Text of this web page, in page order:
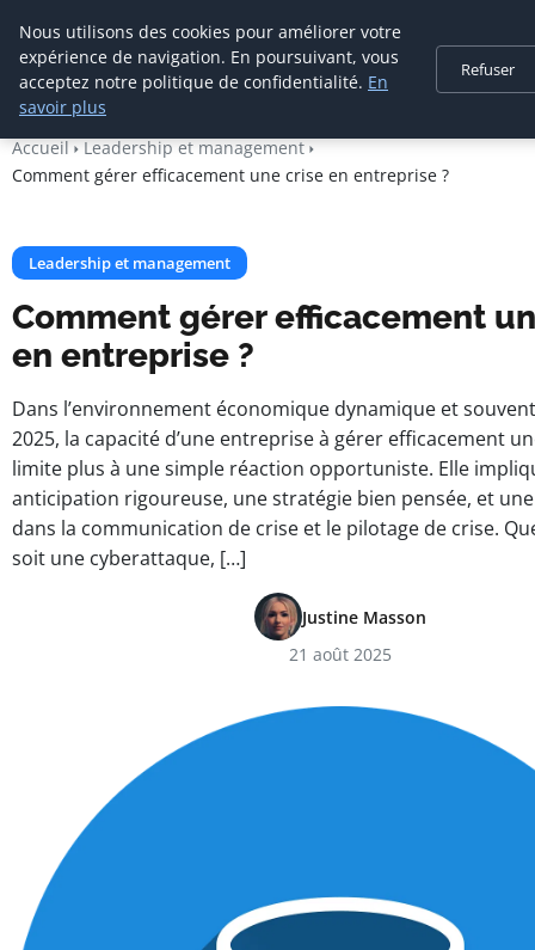
Cabinet De
Management De
Transition
Accueil
Leadership et management
Comment gérer efficacement une crise en entreprise ?
Leadership et management
Comment gérer efficacement
en entreprise ?
Dans l’environnement économique dynamique et
2025, la capacité d’une entreprise à gérer efficacement
limite plus à une simple réaction opportuniste. Elle
anticipation rigoureuse, une stratégie bien pensée, et
dans la communication de crise et le pilotage de crise.
soit une cyberattaque, […]
Justine Masson
21 août 2025
Nous utilisons des cookies pour améliorer votre
expérience de navigation. En poursuivant, vous
acceptez notre politique de confidentialité. En
savoir plus
Refuser